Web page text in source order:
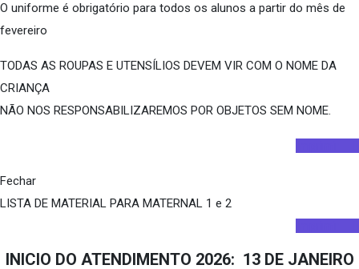
O uniforme é obrigatório para todos os alunos a partir do mês de
fevereiro
TODAS AS ROUPAS E UTENSÍLIOS DEVEM VIR COM O NOME DA
CRIANÇA
NÃO NOS RESPONSABILIZAREMOS POR OBJETOS SEM NOME.
Fechar
LISTA DE MATERIAL PARA MATERNAL 1 e 2
INICIO DO ATENDIMENTO 2026: 13 DE JANEIRO